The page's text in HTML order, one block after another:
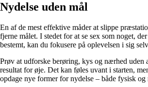
Nydelse uden mål
En af de mest effektive måder at slippe
fjerne målet. I stedet for at se sex som noget,
bestemt, kan du fokusere på oplevelsen i sig
Prøv at udforske berøring, kys og nærhed uden
resultat for øje. Det kan føles uvant i starten,
opdage nye former for nydelse – både fysisk og